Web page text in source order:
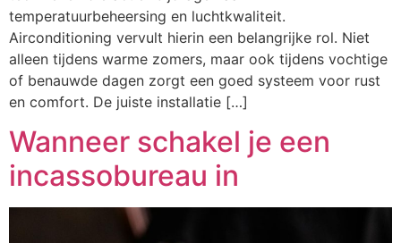
temperatuurbeheersing en luchtkwaliteit.
Airconditioning vervult hierin een belangrijke rol. Niet
alleen tijdens warme zomers, maar ook tijdens vochtige
of benauwde dagen zorgt een goed systeem voor rust
en comfort. De juiste installatie […]
Wanneer schakel je een
incassobureau in